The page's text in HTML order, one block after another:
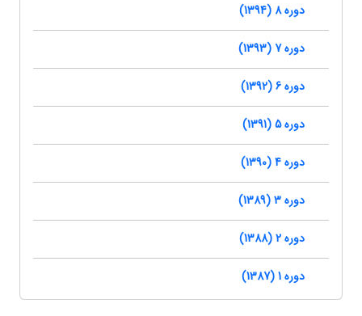
دوره 8 (1394)
دوره 7 (1393)
دوره 6 (1392)
دوره 5 (1391)
دوره 4 (1390)
دوره 3 (1389)
دوره 2 (1388)
دوره 1 (1387)